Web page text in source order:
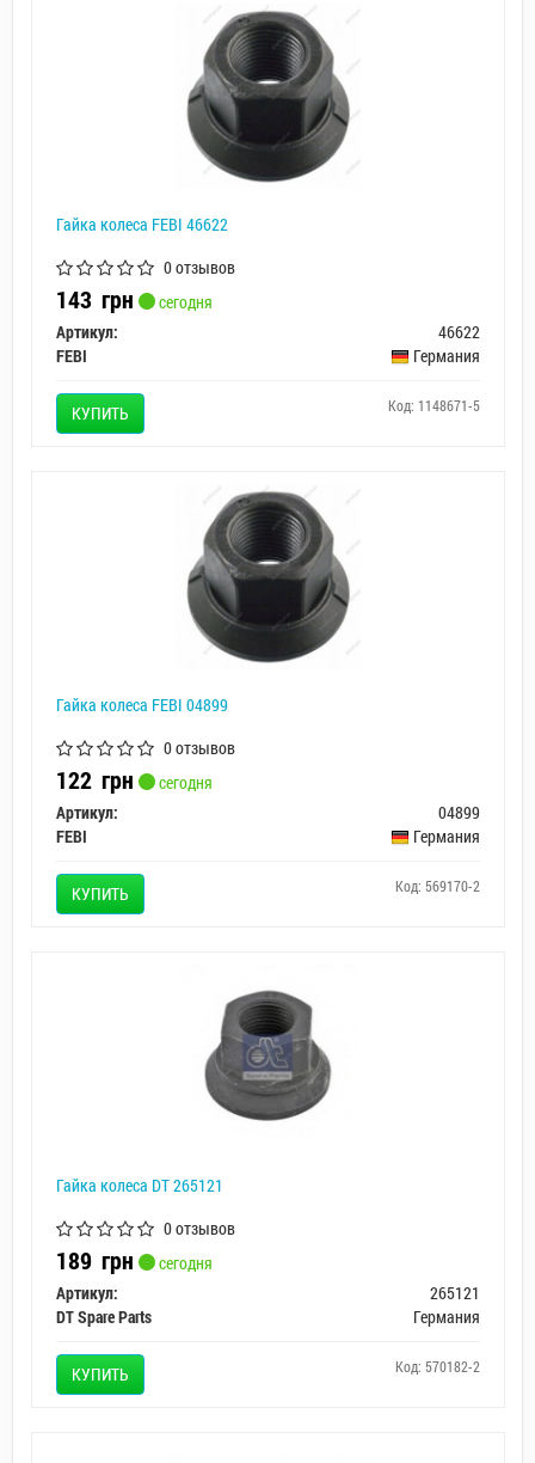
Гайка колеса FEBI 46622
0 отзывов
143 грн
сегодня
Артикул:
46622
FEBI
Германия
КУПИТЬ Код: 1148671-5
Гайка колеса FEBI 04899
0 отзывов
122 грн
сегодня
Артикул:
04899
FEBI
Германия
КУПИТЬ Код: 569170-2
Гайка колеса DT 265121
0 отзывов
189 грн
сегодня
Артикул:
265121
DT Spare Parts
Германия
КУПИТЬ Код: 570182-2